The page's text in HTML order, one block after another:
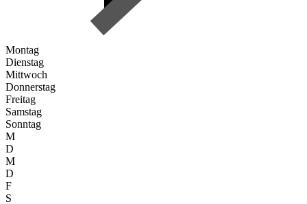
Montag
Dienstag
Mittwoch
Donnerstag
Freitag
Samstag
Sonntag
M
D
M
D
F
S